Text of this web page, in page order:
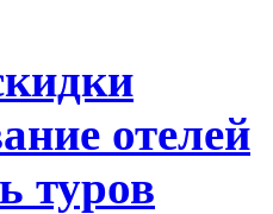
отелей
туров